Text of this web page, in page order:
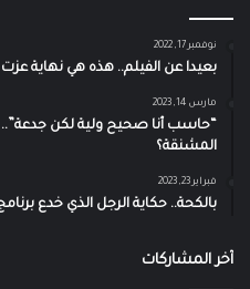
نوفمبر 17, 2022
بعيدا عن الفيلم.. هذه هي نهاية
مارس 14, 2023
“حاسب أنا صحيح ولية لكن
المشنقة؟
فبراير 23, 2023
بالكحة.. حكاية الرجل الذي خدع
آخر المشاركات